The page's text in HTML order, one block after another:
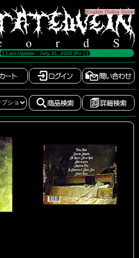
[English Online Store]
[ Last Update : July 31, 2026 (Fri.) ]